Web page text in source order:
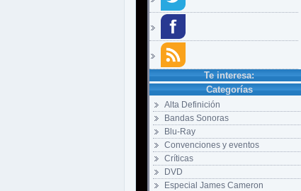
Te interesa:
Categorías
Alta Definición
Bandas Sonoras
Blu-Ray
Convenciones y eventos
Críticas
DVD
Especial James Cameron